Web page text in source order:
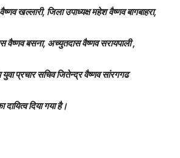
खल्लारी, जिला उपाध्यक्ष महेश वैष्णव बागबाहरा,
वैष्णव बसना, अच्युतदास वैष्णव सरायपाली ,
युवा प्रचार सचिव जितेन्द्र वैष्णव सांरगगढ
दायित्व दिया गया है।